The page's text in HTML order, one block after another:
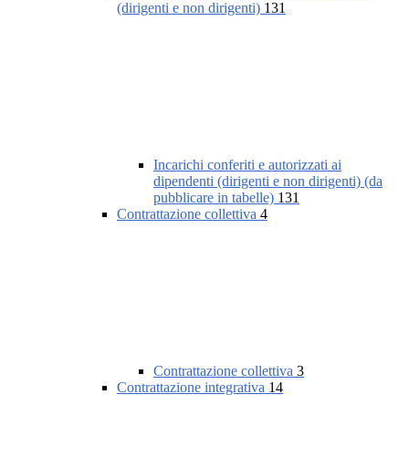
(dirigenti e non dirigenti) 131
Incarichi conferiti e autorizzati ai
dipendenti (dirigenti e non dirigenti) (da
pubblicare in tabelle) 131
Contrattazione collettiva 4
Contrattazione collettiva 3
Contrattazione integrativa 14